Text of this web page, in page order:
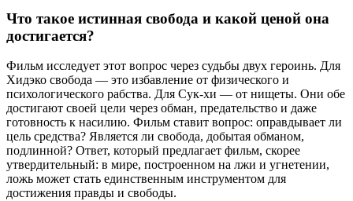
Что такое истинная свобода и какой ценой она
достигается?
Фильм исследует этот вопрос через судьбы двух героинь. Для
Хидэко свобода — это избавление от физического и
психологического рабства. Для Сук-хи — от нищеты. Они обе
достигают своей цели через обман, предательство и даже
готовность к насилию. Фильм ставит вопрос: оправдывает ли
цель средства? Является ли свобода, добытая обманом,
подлинной? Ответ, который предлагает фильм, скорее
утвердительный: в мире, построенном на лжи и угнетении,
ложь может стать единственным инструментом для
достижения правды и свободы.